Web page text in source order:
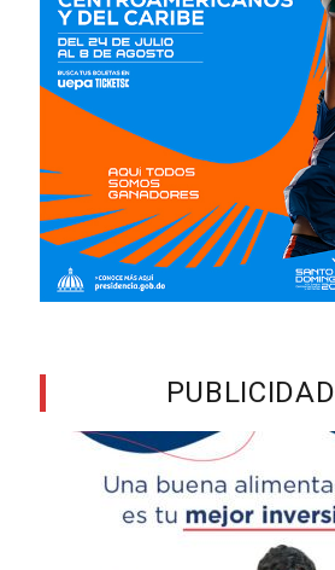
PUBLICIDAD